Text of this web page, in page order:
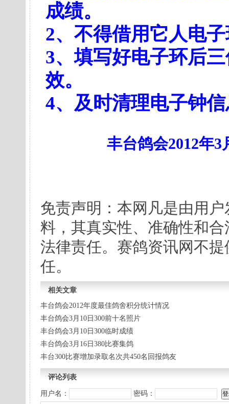
成绩。
2、不得借用它人电
3、填写好电子环后
效。
4、及时清理电子钟
丰台鸽会2012年3
免责声明：本网凡是由用
料，其真实性、准确性和
法律责任。赛鸽资讯网不
任。
相关文章
丰台鸽会2012年度最佳鸽舍积分统计情况
丰台鸽会3月10日300前十名照片
丰台鸽会3月10日300临时成绩
丰台鸽会3月16日380比赛集鸽
丰台300比赛增加录取名次共450名回报鸽友
评论列表
用户名： 密码：